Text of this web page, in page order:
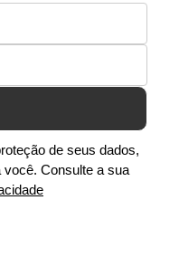
de seus dados,
Consulte a sua